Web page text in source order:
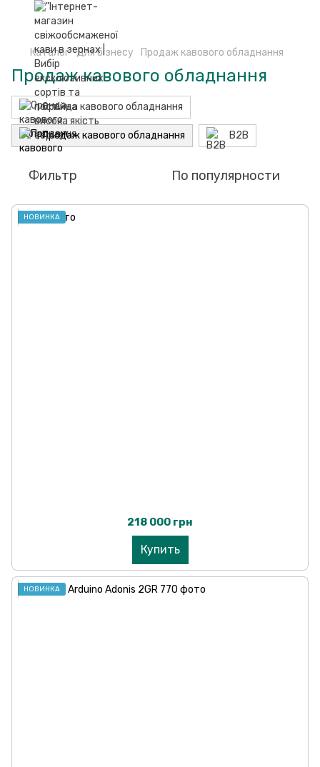
Каталог Для бізнесу Продаж кавового обладнання
Продаж кавового обладнання
Оренда кавового обладнання
Продаж кавового обладнання B2B
Фильтр По популярности
НОВИНКА
218 000 грн
Купить
НОВИНКА